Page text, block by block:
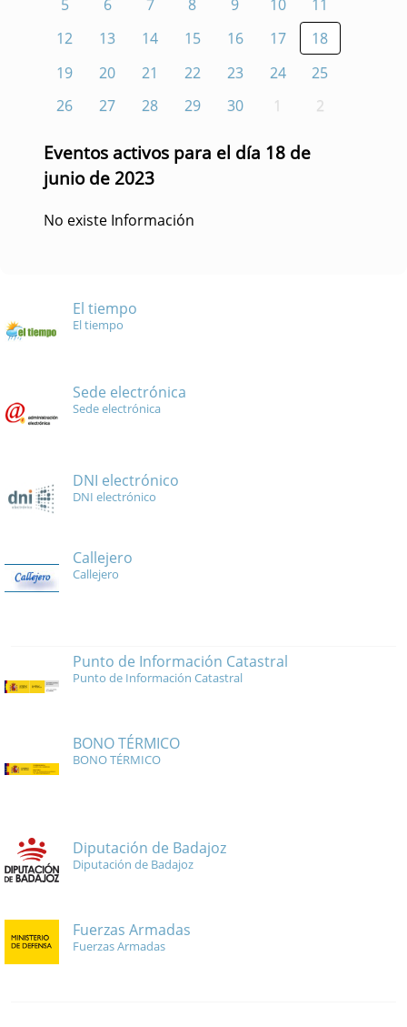
5
6 7 8 9 10
11
12
13 14 15 16 17
18
19
20 21 22 23 24
25
26
27 28 29 30 1 2
Eventos activos para el día 18 de
junio de 2023
No existe Información
El tiempo
El tiempo
Sede electrónica
Sede electrónica
DNI electrónico
DNI electrónico
Callejero
Callejero
Punto de Información Catastral
Punto de Información Catastral
BONO TÉRMICO
BONO TÉRMICO
Diputación de Badajoz
Diputación de Badajoz
Fuerzas Armadas
Fuerzas Armadas